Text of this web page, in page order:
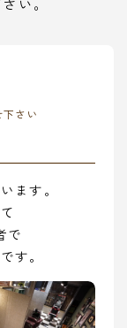
さい
ます。
で
す。